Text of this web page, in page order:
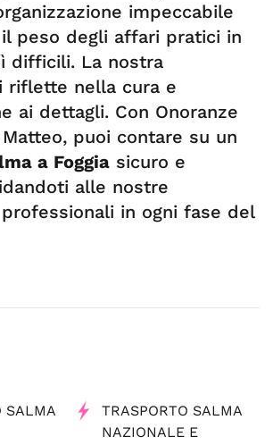
impeccabile
peso degli affari pratici in
difficili. La nostra
riflette nella cura e
ai dettagli. Con Onoranze
puoi contare su un
a Foggia sicuro e
alle nostre
in ogni fase del
SALMA
TRASPORTO SALMA
NAZIONALE E